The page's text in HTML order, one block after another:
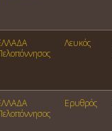
Λευκός
Ερυθρός